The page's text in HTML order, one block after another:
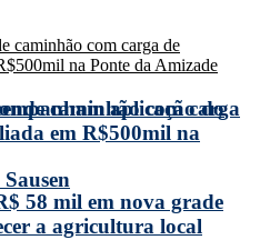
aplicação do
caminhão com carga
em R$500mil na
58 mil em nova grade
a agricultura local